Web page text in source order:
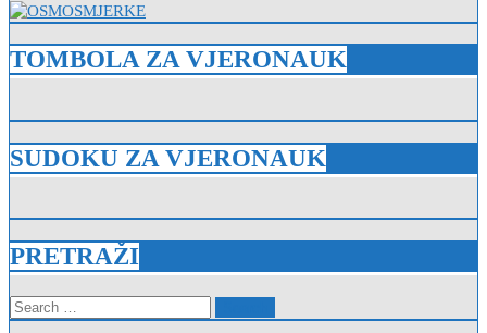
TOMBOLA ZA VJERONAUK
SUDOKU ZA VJERONAUK
PRETRAŽI
Search
for: